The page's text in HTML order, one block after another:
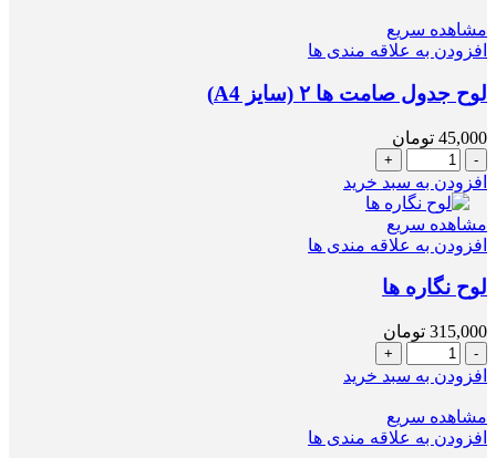
ها
۱
A4)
عدد
مشاهده سریع
افزودن به علاقه مندی ها
لوح جدول صامت ها ۲ (سایز A4)
45,000 تومان
لوح
جدول
صامت
ها
۲
A4)
عدد
افزودن به سبد خرید
مشاهده سریع
افزودن به علاقه مندی ها
لوح نگاره ها
315,000 تومان
لوح
نگاره
عدد
افزودن به سبد خرید
مشاهده سریع
افزودن به علاقه مندی ها